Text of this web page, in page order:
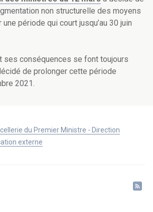
non structurelle des moyens
période qui court jusqu’au 30 juin
ses conséquences se font toujours
de prolonger cette période
2021.
du Premier Ministre - Direction
externe